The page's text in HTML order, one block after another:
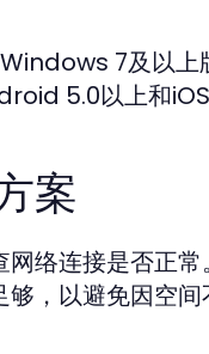
7及以
5.0以上和
案
络连接是否正
，以避免因空